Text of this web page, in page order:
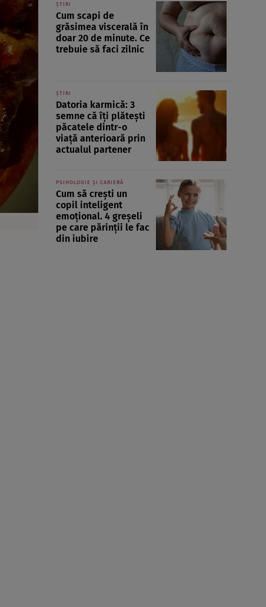
ȘTIRI
Cum scapi de
grăsimea viscerală în
doar 20 de minute. Ce
trebuie să faci zilnic
ȘTIRI
Datoria karmică: 3
semne că îți plătești
păcatele dintr-o
viață anterioară prin
actualul partener
PSIHOLOGIE ȘI CARIERĂ
Cum să crești un
copil inteligent
emoțional. 4 greșeli
pe care părinții le fac
din iubire